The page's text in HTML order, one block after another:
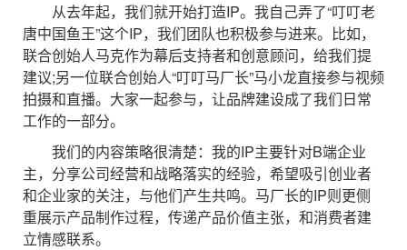
从去年起，我们就开始打造IP。我自己弄了“叮叮老
唐中国鱼王”这个IP，我们团队也积极参与进来。比如，
联合创始人马克作为幕后支持者和创意顾问，给我们提
建议;另一位联合创始人“叮叮马厂长”马小龙直接参与视频
拍摄和直播。大家一起参与，让品牌建设成了我们日常
工作的一部分。
我们的内容策略很清楚：我的IP主要针对B端企业
主，分享公司经营和战略落实的经验，希望吸引创业者
和企业家的关注，与他们产生共鸣。马厂长的IP则更侧
重展示产品制作过程，传递产品价值主张，和消费者建
立情感联系。